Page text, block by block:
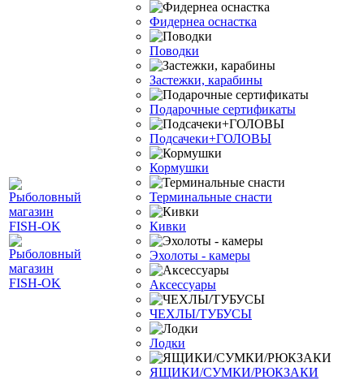
Фидернеа оснастка
Поводки
Застежки, карабины
Подарочные сертификаты
Подсачеки+ГОЛОВЫ
Кормушки
Терминальные снасти
Кивки
Эхолоты - камеры
Аксессуары
ЧЕХЛЫ/ТУБУСЫ
Лодки
ЯЩИКИ/СУМКИ/РЮКЗАКИ